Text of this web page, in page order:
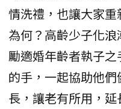
情洗禮，也讓大家
為何？高齡少子化
勵適婚年齡者執子
的手，一起協助他
長，讓老有所用，